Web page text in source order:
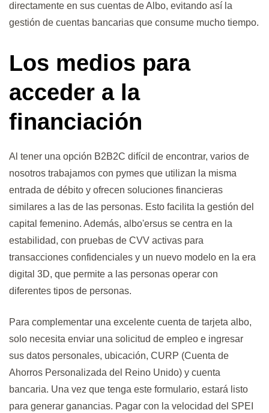
directamente en sus cuentas de Albo, evitando así la
gestión de cuentas bancarias que consume mucho tiempo.
Los medios para
acceder a la
financiación
Al tener una opción B2B2C difícil de encontrar, varios de
nosotros trabajamos con pymes que utilizan la misma
entrada de débito y ofrecen soluciones financieras
similares a las de las personas. Esto facilita la gestión del
capital femenino. Además, albo'ersus se centra en la
estabilidad, con pruebas de CVV activas para
transacciones confidenciales y un nuevo modelo en la era
digital 3D, que permite a las personas operar con
diferentes tipos de personas.
Para complementar una excelente cuenta de tarjeta albo,
solo necesita enviar una solicitud de empleo e ingresar
sus datos personales, ubicación, CURP (Cuenta de
Ahorros Personalizada del Reino Unido) y cuenta
bancaria. Una vez que tenga este formulario, estará listo
para generar ganancias. Pagar con la velocidad del SPEI